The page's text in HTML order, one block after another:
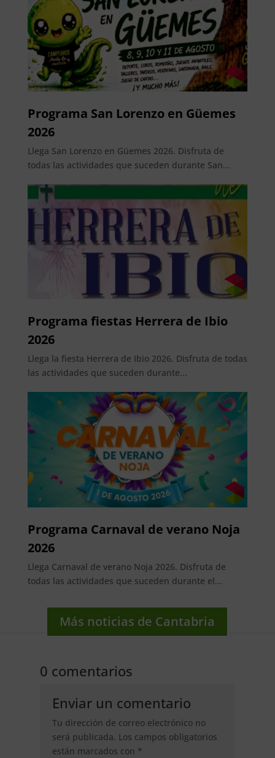
Programa San Lorenzo en Güemes
2026
Llega San Lorenzo en Güemes 2026. Disfruta de
todas las actividades que suceden durante San...
Programa fiestas Herrera de Ibio
2026
Llega la fiesta Herrera de Ibio 2026. Disfruta de todas
las actividades que suceden durante...
Programa Carnaval de verano Noja
2026
Llega Carnaval de verano Noja 2026. Disfruta de
todas las actividades que suceden durante el...
Más noticias de Cantabria
0 comentarios
Enviar un comentario
Tu dirección de correo electrónico no
será publicada. Los campos obligatorios
están marcados con *